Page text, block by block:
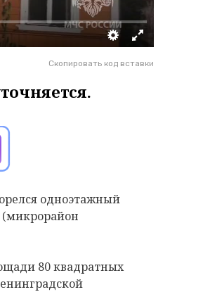
Скопировать код вставки
одноэтажный
80 квадратных